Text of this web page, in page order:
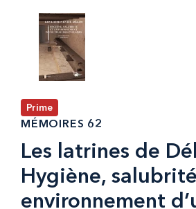
Prime
MÉMOIRES 62
Les latrines de
Hygiène,
environnement